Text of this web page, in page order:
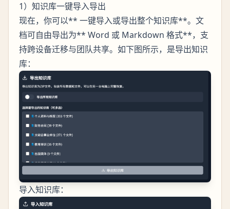
1）知识库一键导入导出
现在，你可以** 一键导入或导出整个知识库**。文
档可自由导出为** Word 或 Markdown 格式**，支
持跨设备迁移与团队共享。如下图所示，是导出知识
库：
导入知识库：